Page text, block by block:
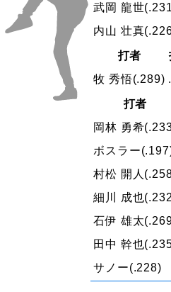
武岡 龍世
内山 壮真
打者
牧 秀悟(.289)
打者
岡林 勇希
ボスラー
村松 開人
細川 成也
石伊 雄太
田中 幹也
サノー(.228)